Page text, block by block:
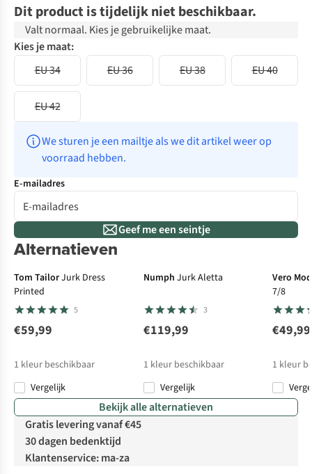
Dit product is tijdelijk niet beschikbaar.
Valt normaal. Kies je gebruikelijke maat.
Kies je maat:
EU 34
EU 36 EU 38 EU 40
EU 42
We sturen je een mailtje als we dit artikel weer op
voorraad hebben.
E-mailadres
Geef me een seintje
Alternatieven
Tom TailorJurk Dress
Printed
5
€59,99
1 kleur beschikbaar
Vergelijk
Numph Jurk Aletta
3
€119,99
1 kleur beschikbaar
Vergelijk
Vero
7/8
€49,99
1 kleur
Bekijk alle alternatieven
Gratis levering vanaf €45
30 dagen bedenktijd
Klantenservice: ma-za